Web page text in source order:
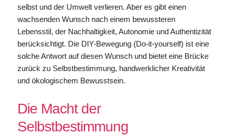
selbst und der Umwelt verlieren. Aber es gibt einen
wachsenden Wunsch nach einem bewussteren
Lebensstil, der Nachhaltigkeit, Autonomie und Authentizität
berücksichtigt. Die DIY-Bewegung (Do-it-yourself) ist eine
solche Antwort auf diesen Wunsch und bietet eine Brücke
zurück zu Selbstbestimmung, handwerklicher Kreativität
und ökologischem Bewusstsein.
Die Macht der
Selbstbestimmung